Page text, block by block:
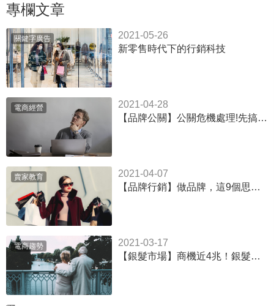
專欄文章
關鍵字廣告
2021-05-26
新零售時代下的行銷科技
電商經營
2021-04-28
【品牌公關】公關危機處理!先搞清楚「誰是你的敵人?」
賣家教育
2021-04-07
【品牌行銷】做品牌，這9個思維陷阱千萬別跳
電商趨勢
2021-03-17
【銀髮市場】商機近4兆！銀髮族市場將改寫全球經濟